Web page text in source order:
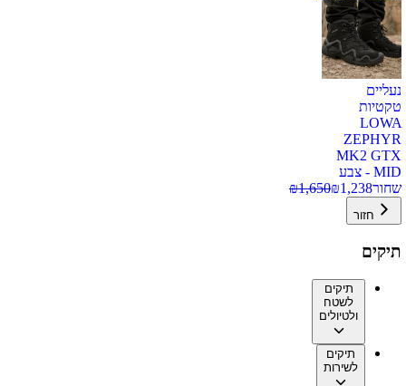
נעליים
טקטיות
LOWA
ZEPHYR
MK2 GTX
MID - צבע
שחור
₪1,238
₪1,650
חזור
תיקים
תיקים
לשטח
ולטיולים
תיקים
לשירות